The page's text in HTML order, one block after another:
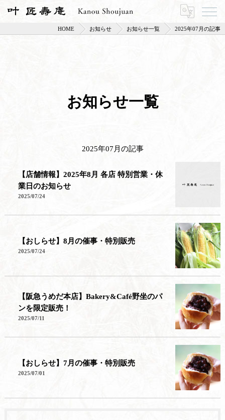
HOME お知らせ お知らせ一覧 2025年07月の記事
お知らせ一覧
2025年07月の記事
【店舗情報】2025年8月 各店 特別営業・休
業日のお知らせ
2025/07/24
【おしらせ】8月の催事・特別販売
2025/07/24
【阪急うめだ本店】Bakery&Café野坐のパ
ンを限定販売！
2025/07/11
【おしらせ】7月の催事・特別販売
2025/07/01